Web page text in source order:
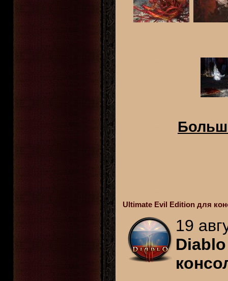
Ultimate Evil Edition для
19